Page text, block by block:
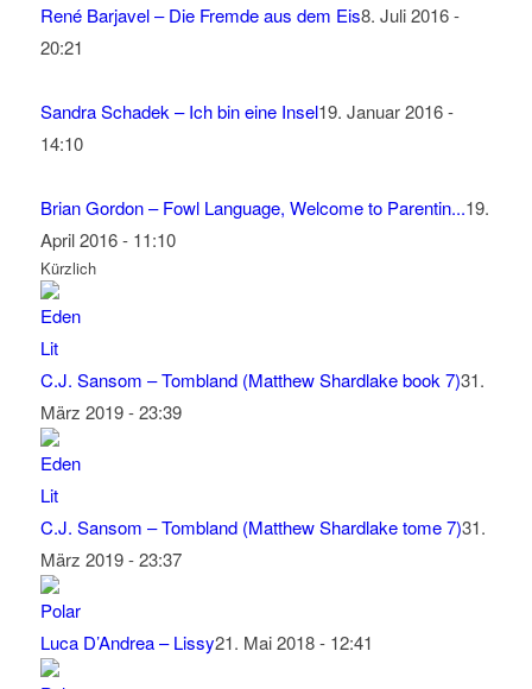
René Barjavel – Die Fremde aus dem Eis8. Juli 2016 -
20:21
Sandra Schadek – Ich bin eine Insel19. Januar 2016 -
14:10
Brian Gordon – Fowl Language, Welcome to Parentin...19.
April 2016 - 11:10
Kürzlich
C.J. Sansom – Tombland (Matthew Shardlake book 7)31.
März 2019 - 23:39
C.J. Sansom – Tombland (Matthew Shardlake tome 7)31.
März 2019 - 23:37
Luca D’Andrea – Lissy21. Mai 2018 - 12:41